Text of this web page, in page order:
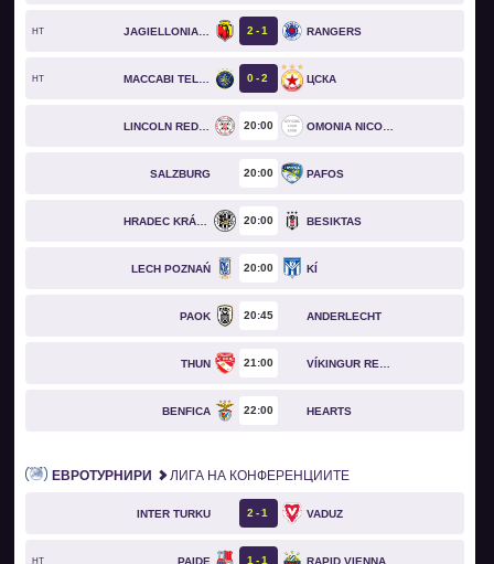
HT JAGIELLONIA BIAŁYSTOK 2 1 RANGERS
HT 0 2 ЦСКА
LINCOLN RED IMPS 20 00 OMONIA NICOSIA
SALZBURG 20 00 PAFOS
HRADEC KRÁLOVÉ 20 00 BESIKTAS
LECH POZNAŃ 20 00 KÍ
PAOK 20 45 ANDERLECHT
THUN 21 00
BENFICA 22 00 HEARTS
ЕВРОТУРНИРИ ЛИГА НА КОНФЕРЕНЦИИТЕ
INTER TURKU 2 1 VADUZ
HT PAIDE 1 1 RAPID VIENNA